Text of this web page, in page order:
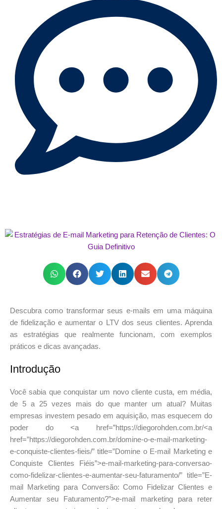
Descubra como transformar seus e-mails em uma máquina
de fidelização e aumentar o LTV dos seus clientes. Aprenda
as estratégias que realmente funcionam, com exemplos
práticos e dicas avançadas.
Introdução
Você sabia que conquistar um novo cliente custa, em média,
de 5 a 25 vezes mais do que manter um atual? Muitas
empresas investem pesado em aquisição, mas esquecem do
poder do <a href=”https://diegorohden.com.br/<a
href=”https://diegorohden.com.br/domine-o-e-mail-marketing-
e-conquiste-clientes-fieis/” title=”Domine o E-mail Marketing e
Conquiste Clientes Fiéis”>e-mail-marketing-para-conversao-
como-fidelizar-clientes-e-aumentar-seu-faturamento/” title=”E-
mail Marketing para Conversão: Como Fidelizar Clientes e
Aumentar seu Faturamento?”>e-mail marketing para reter